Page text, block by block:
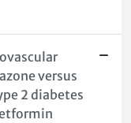
versus
2 diabetes